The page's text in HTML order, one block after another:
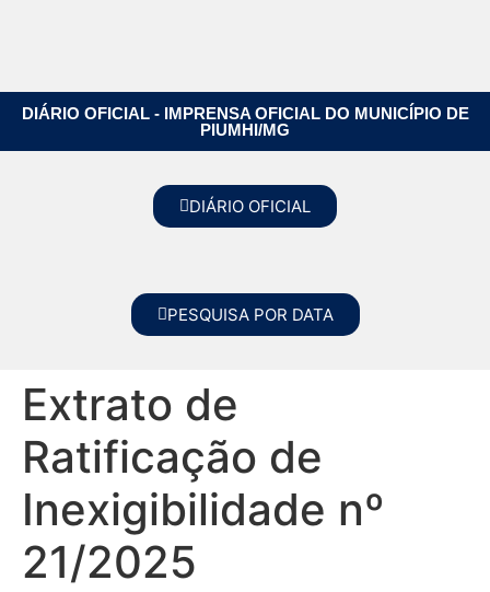
DIÁRIO OFICIAL - IMPRENSA OFICIAL DO MUNICÍPIO DE
PIUMHI/MG
DIÁRIO OFICIAL
PESQUISA POR DATA
Extrato de
Ratificação de
Inexigibilidade nº
21/2025